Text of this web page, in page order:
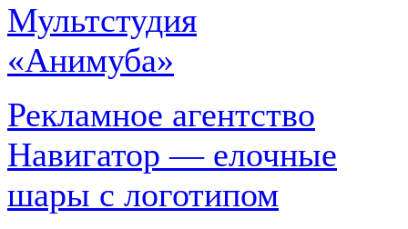
Мультстудия
«Анимуба»
Рекламное агентство
Навигатор — елочные
шары с логотипом